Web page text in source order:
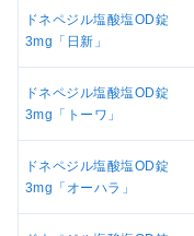
ドネペジル塩酸塩OD錠
3mg「日新」
ドネペジル塩酸塩OD錠
3mg「トーワ」
ドネペジル塩酸塩OD錠
3mg「オーハラ」